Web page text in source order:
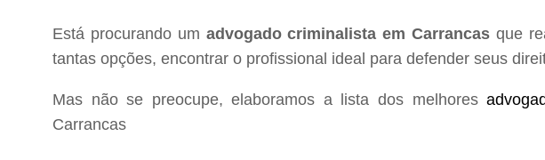
Está procurando um advogado criminalista em Carrancas que
tantas opções, encontrar o profissional ideal para defender seus
Mas não se preocupe, elaboramos a lista dos melhores
Carrancas